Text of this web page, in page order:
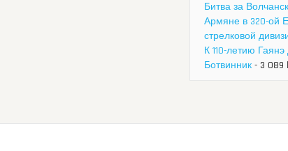
Битва за Волчанск
Армяне в 320-ой
стрелковой
К 110-летию
Ботвинник - 3